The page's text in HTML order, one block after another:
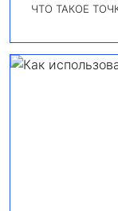
ЧТО ТАКОЕ